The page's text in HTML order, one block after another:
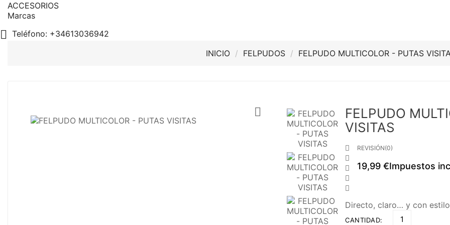
ACCESORIOS
Marcas
 Teléfono: +34613036942
INICIO
FELPUDOS FELPUDO MULTICOLOR - PUTAS

FELPUDO
VISITAS





REVISIÓN(0)
19,99 €Impuestos
Directo, claro… y con
CANTIDAD: